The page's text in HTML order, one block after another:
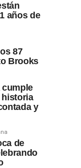
años de
87
Brooks
cumple
historia
y
de